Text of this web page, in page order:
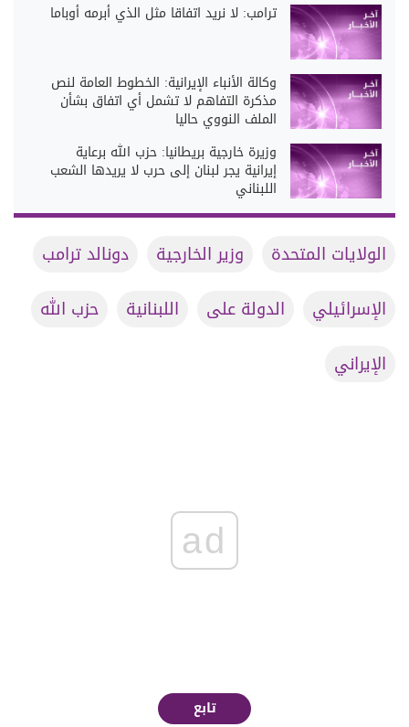
ترامب: لا نريد اتفاقا مثل الذي أبرمه أوباما
وكالة الأنباء الإيرانية: الخطوط العامة لنص
مذكرة التفاهم لا تشمل أي اتفاق بشأن
الملف النووي حاليا
وزيرة خارجية بريطانيا: حزب الله برعاية
إيرانية يجر لبنان إلى حرب لا يريدها الشعب
اللبناني
الولايات المتحدة وزير الخارجية
دونالد ترامب
الإسرائيلي
الدولة على اللبنانية
حزب الله
الإيراني
ad
تابع